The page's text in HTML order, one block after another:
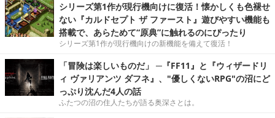
シリーズ第1作が現行機向けに復活！懐かしくも色褪せ
ない『カルドセプト ザ ファースト』遊びやすい機能も
搭載で、あらためて“原典”に触れるのにぴったり
シリーズ第1作が現行機向けの新機能を備えて復活！
「冒険は楽しいものだ」 ─『FF11』と『ウィザードリ
ィ ヴァリアンツ ダフネ』、"優しくないRPG"の沼にど
っぷり沈んだ4人の話
ふたつの沼の住人たちが語る奥深さとは。